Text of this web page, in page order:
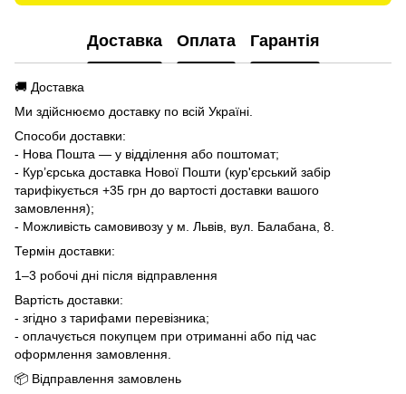
Доставка Оплата Гарантія
🚚 Доставка
Ми здійснюємо доставку по всій Україні.
Способи доставки:
- Нова Пошта — у відділення або поштомат;
- Кур’єрська доставка Нової Пошти (кур'єрський забір
тарифікується +35 грн до вартості доставки вашого
замовлення);
- Можливість самовивозу у м. Львів, вул. Балабана, 8.
Термін доставки:
1–3 робочі дні після відправлення
Вартість доставки:
- згідно з тарифами перевізника;
- оплачується покупцем при отриманні або під час
оформлення замовлення.
📦 Відправлення замовлень